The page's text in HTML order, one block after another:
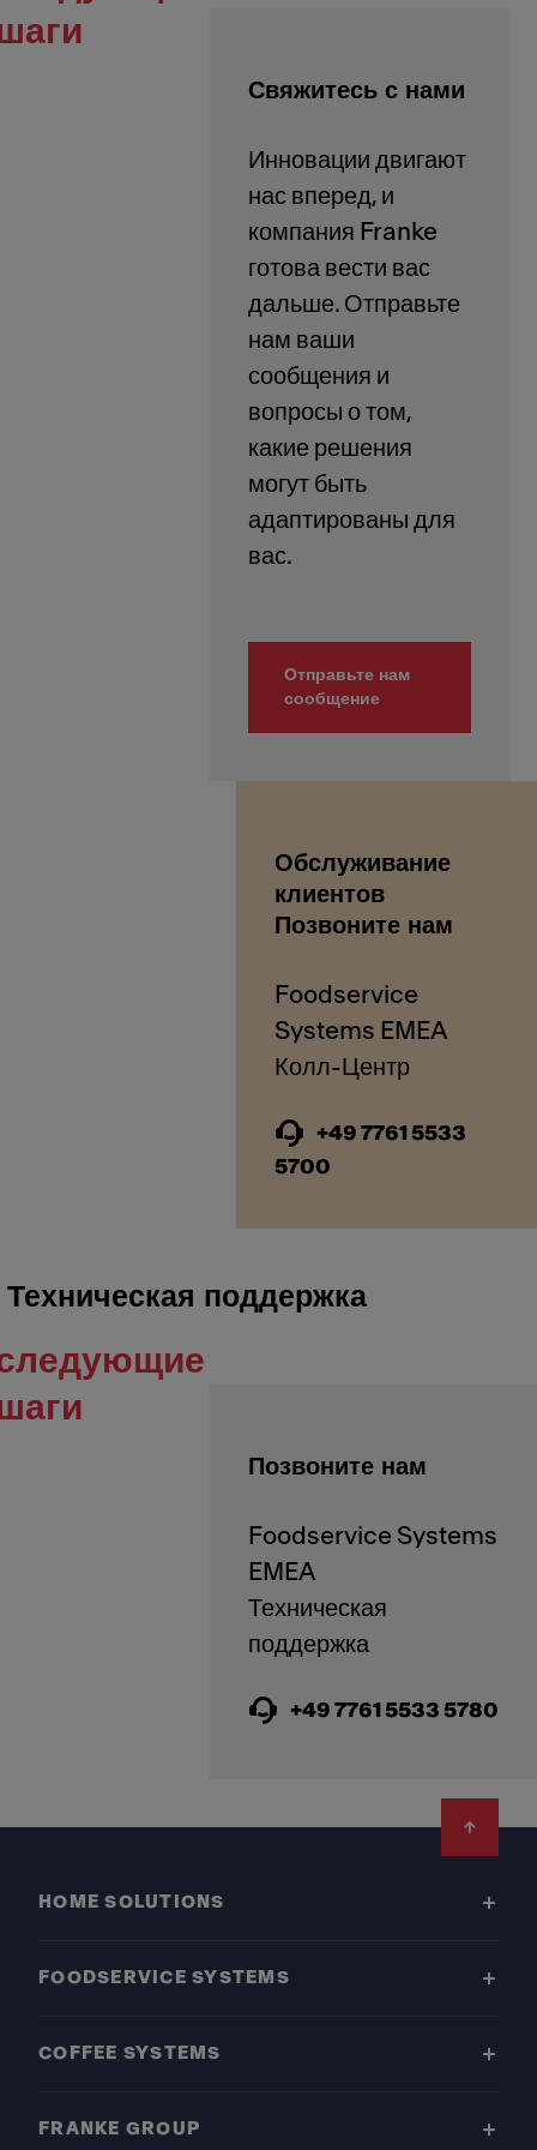
Свяжитесь с нами
Инновации двигают
нас вперед, и
компания Franke
готова вести вас
дальше. Отправьте
нам ваши
сообщения и
вопросы о том,
какие решения
могут быть
адаптированы для
Отправьте нам
сообщение
Обслуживание
клиентов
Позвоните нам
Foodservice
Systems EMEA
+49 7761 5533
5700
Техническая поддержка
Позвоните нам
Foodservice Systems
EMEA
Техническая
+49 7761 5533 5780
HOME SOLUTIONS
FOODSERVICE SYSTEMS
COFFEE SYSTEMS
FRANKE GROUP